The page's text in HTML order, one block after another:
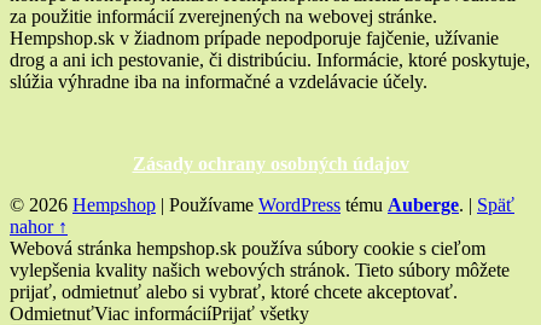
za použitie informácií zverejnených na webovej stránke.
Hempshop.sk v žiadnom prípade nepodporuje fajčenie, užívanie
drog a ani ich pestovanie, či distribúciu. Informácie, ktoré poskytuje,
slúžia výhradne iba na informačné a vzdelávacie účely.
Zásady ochrany osobných údajov
© 2026 Hempshop | Používame WordPress tému Auberge. | Späť
nahor ↑
Webová stránka hempshop.sk používa súbory cookie s cieľom
vylepšenia kvality našich webových stránok. Tieto súbory môžete
prijať, odmietnuť alebo si vybrať, ktoré chcete akceptovať.
OdmietnuťViac informáciíPrijať všetky